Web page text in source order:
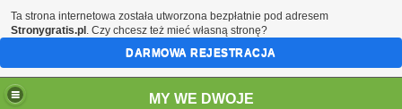
MY WE DWOJE
Ta strona internetowa została utworzona bezpłatnie pod adresem
Stronygratis.pl . Czy chcesz też mieć własną stronę?
DARMOWA REJESTRACJA